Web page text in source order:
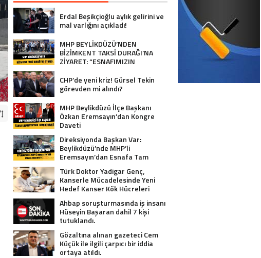
Erdal Beşikçioğlu aylık gelirini ve
mal varlığını açıkladı!
MHP BEYLİKDÜZÜ’NDEN
BİZİMKENT TAKSİ DURAĞI’NA
ZİYARET: “ESNAFIMIZIN
CHP’de yeni kriz! Gürsel Tekin
görevden mi alındı?
MHP Beylikdüzü İlçe Başkanı
Özkan Eremsayın’dan Kongre
Daveti
Direksiyonda Başkan Var:
Beylikdüzü’nde MHP’li
Eremsayın’dan Esnafa Tam
Türk Doktor Yadigar Genç,
Kanserle Mücadelesinde Yeni
Hedef Kanser Kök Hücreleri
Ahbap soruşturmasında iş insanı
Hüseyin Başaran dahil 7 kişi
tutuklandı.
Gözaltına alınan gazeteci Cem
Küçük ile ilgili çarpıcı bir iddia
ortaya atıldı.